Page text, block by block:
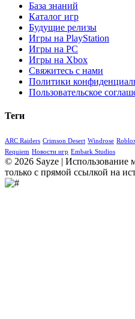
База знаний
Каталог игр
Будущие релизы
Игры на PlayStation
Игры на PC
Игры на Xbox
Свяжитесь с нами
Политики
Пользовательское
Теги
ARC Raiders Crimson Desert Windrose
Requiem Новости игр Embark Studios
© 2026 Sayze | Использование
только с прямой ссылкой на